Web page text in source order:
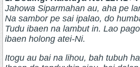
Jahowa Siparmahan au, aha pe
Na sambor pe sai ipalao, do
Tudu ibaen na lambut in. Lao
ibaen holong atei-Ni.
Itogu au bai na lihou, bah tubuh